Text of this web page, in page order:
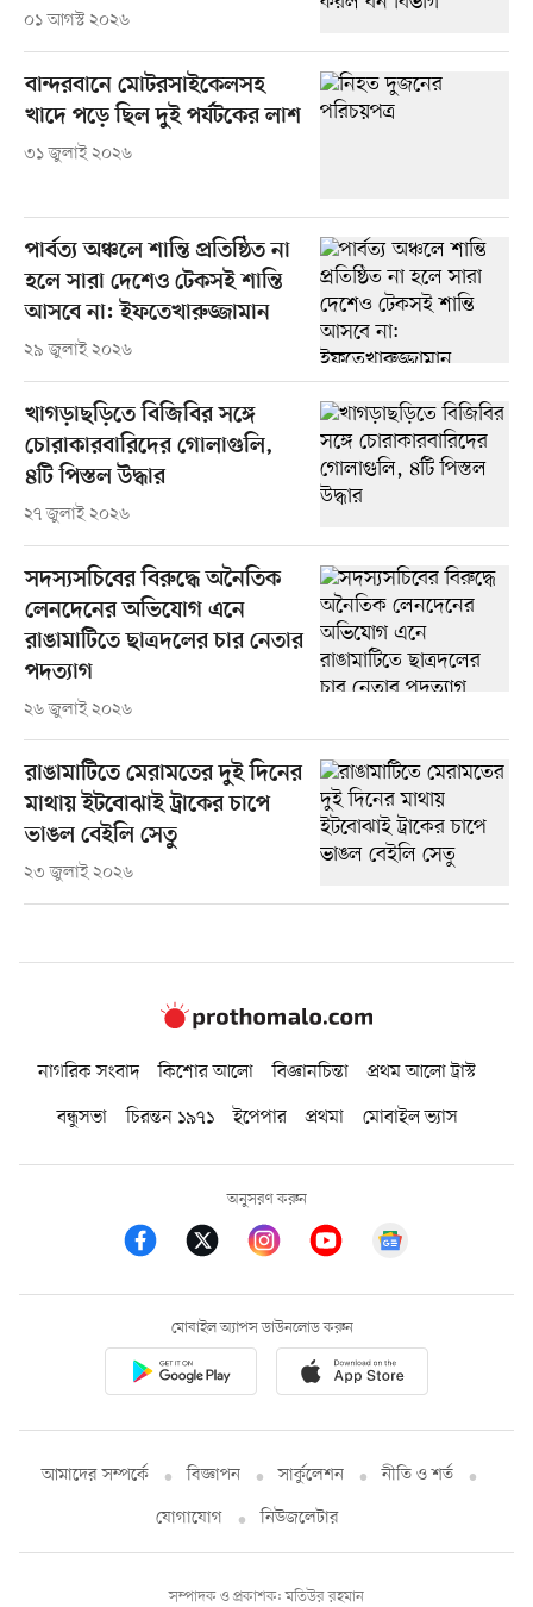
০১ আগস্ট ২০২৬
বান্দরবানে মোটরসাইকেলসহ
খাদে পড়ে ছিল দুই পর্যটকের লাশ
৩১ জুলাই ২০২৬
পার্বত্য অঞ্চলে শান্তি প্রতিষ্ঠিত না
হলে সারা দেশেও টেকসই শান্তি
আসবে না: ইফতেখারুজ্জামান
২৯ জুলাই ২০২৬
খাগড়াছড়িতে বিজিবির সঙ্গে
চোরাকারবারিদের গোলাগুলি,
৪টি পিস্তল উদ্ধার
২৭ জুলাই ২০২৬
সদস্যসচিবের বিরুদ্ধে অনৈতিক
লেনদেনের অভিযোগ এনে
রাঙামাটিতে ছাত্রদলের চার নেতার
পদত্যাগ
২৬ জুলাই ২০২৬
রাঙামাটিতে মেরামতের দুই দিনের
মাথায় ইটবোঝাই ট্রাকের চাপে
ভাঙল বেইলি সেতু
২৩ জুলাই ২০২৬
নাগরিক সংবাদ কিশোর আলো বিজ্ঞানচিন্তা
প্রথম আলো ট্রাস্ট
বন্ধুসভা
চিরন্তন ১৯৭১ ইপেপার প্রথমা মোবাইল ভ্যাস
অনুসরণ করুন
মোবাইল অ্যাপস ডাউনলোড করুন
আমাদের সম্পর্কে বিজ্ঞাপন সার্কুলেশন
নীতি ও শর্ত
যোগাযোগ
নিউজলেটার
সম্পাদক ও প্রকাশক: মতিউর রহমান